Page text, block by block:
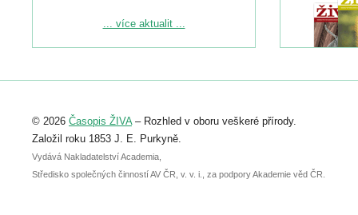
Podrobnější informace ke konferenci
Registrovat se můžete do 6. září.
abstraktu přihlášené přednášky nebo
posteru je už 30. června.
... více aktualit ...
© 2026 Časopis ŽIVA– Rozhled v oboru veškeré přírody.
Založil roku 1853 J. E. Purkyně.
Vydává Nakladatelství Academia,
Středisko společných činností AV ČR, v. v. i., za podpory Akademie věd ČR.